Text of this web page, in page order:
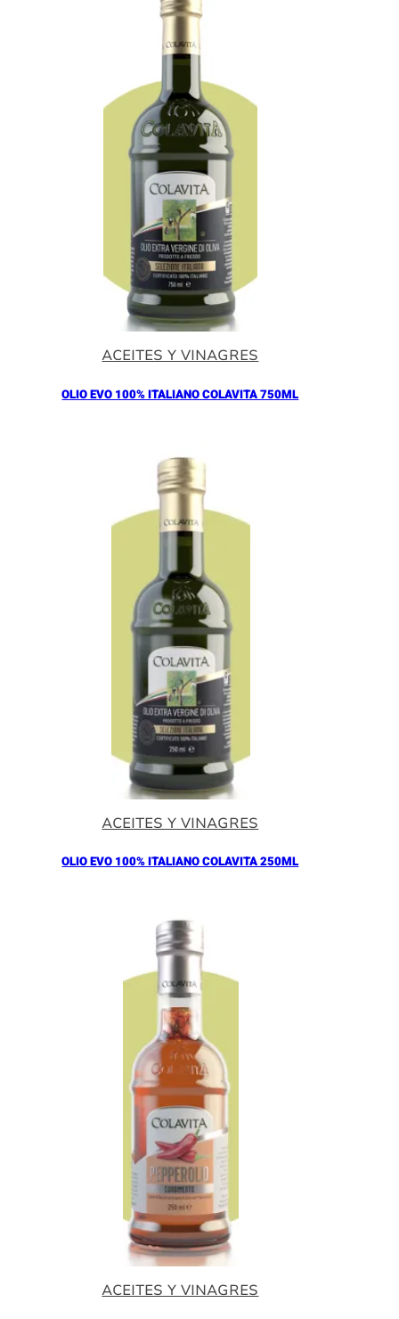
ACEITES Y VINAGRES
OLIO EVO 100% ITALIANO COLAVITA 750ML
ACEITES Y VINAGRES
OLIO EVO 100% ITALIANO COLAVITA 250ML
ACEITES Y VINAGRES